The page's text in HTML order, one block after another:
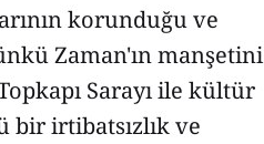
korunduğu ve
Zaman'ın manşetini
Sarayı ile kültür
bir irtibatsızlık ve